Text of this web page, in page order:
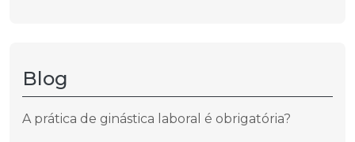
Blog
A prática de ginástica laboral é obrigatória?